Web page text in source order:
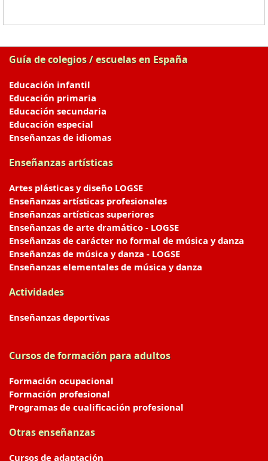
Guía de colegios / escuelas en España
Educación infantil
Educación primaria
Educación secundaria
Educación especial
Enseñanzas de idiomas
Enseñanzas artísticas
Artes plásticas y diseño LOGSE
Enseñanzas artísticas profesionales
Enseñanzas artísticas superiores
Enseñanzas de arte dramático - LOGSE
Enseñanzas de carácter no formal de música y danza
Enseñanzas de música y danza - LOGSE
Enseñanzas elementales de música y danza
Actividades
Enseñanzas deportivas
Cursos de formación para adultos
Formación ocupacional
Formación profesional
Programas de cualificación profesional
Otras enseñanzas
Cursos de adaptación